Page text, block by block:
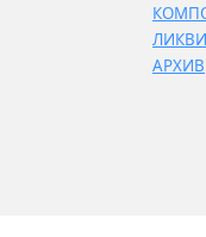
АРХИВ